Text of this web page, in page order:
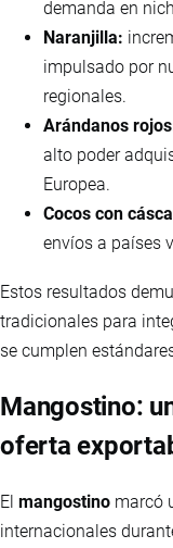
demanda en
Naranjilla:
impulsado por
regionales.
Arándanos
alto poder
Europea.
Cocos con
envíos a países
Estos resultados
tradicionales para
se cumplen
Mangostino:
oferta
El mangostino marcó
internacionales